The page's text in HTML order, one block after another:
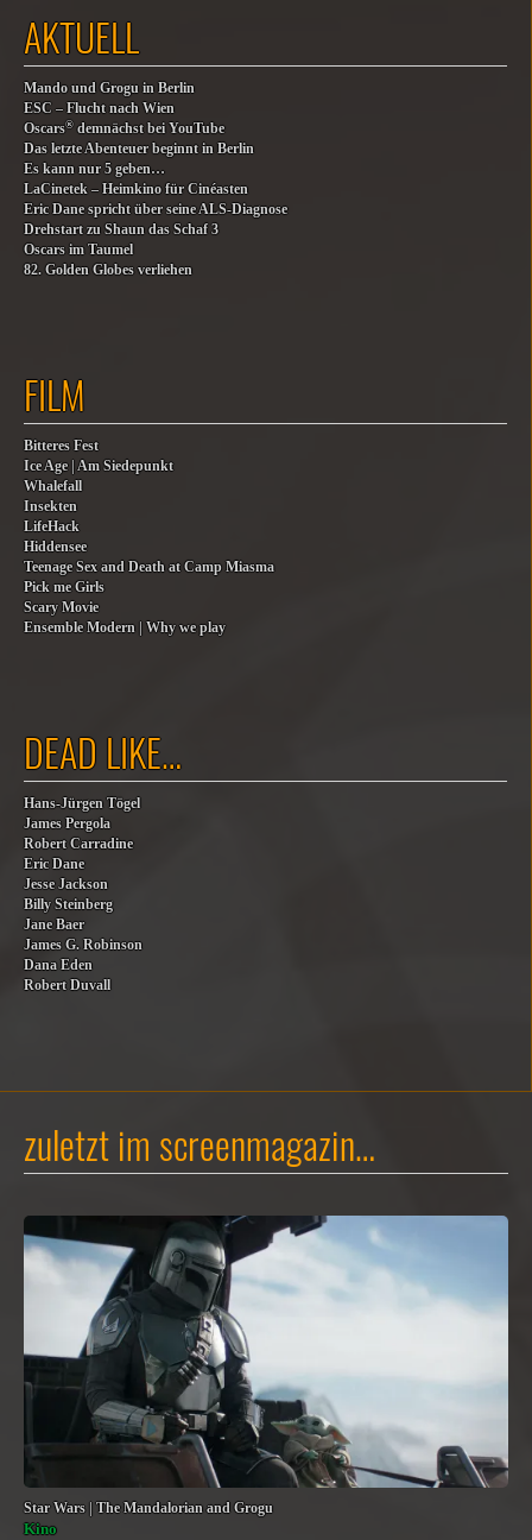
AKTUELL
Mando und Grogu in Berlin
ESC – Flucht nach Wien
Oscars® demnächst bei YouTube
Das letzte Abenteuer beginnt in Berlin
Es kann nur 5 geben…
LaCinetek – Heimkino für Cinéasten
Eric Dane spricht über seine ALS-Diagnose
Drehstart zu Shaun das Schaf 3
Oscars im Taumel
82. Golden Globes verliehen
FILM
Bitteres Fest
Ice Age | Am Siedepunkt
Whalefall
Insekten
LifeHack
Hiddensee
Teenage Sex and Death at Camp Miasma
Pick me Girls
Scary Movie
Ensemble Modern | Why we play
DEAD LIKE…
Hans-Jürgen Tögel
James Pergola
Robert Carradine
Eric Dane
Jesse Jackson
Billy Steinberg
Jane Baer
James G. Robinson
Dana Eden
Robert Duvall
zuletzt im screenmagazin…
Star Wars | The Mandalorian and Grogu
Kino